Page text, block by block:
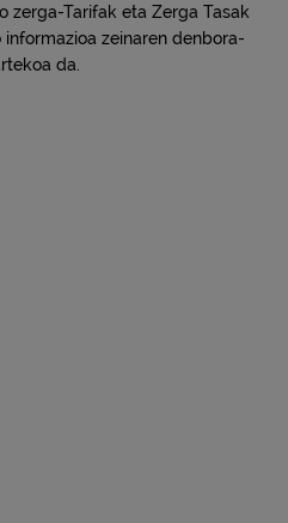
zerga-Tarifak eta Zerga Tasak
zeinaren denbora-
da.